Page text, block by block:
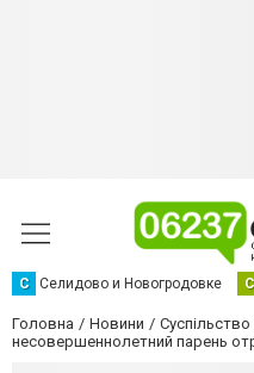
С Селидово и Новогродовке С
Головна Новини
несовершеннолетний парень